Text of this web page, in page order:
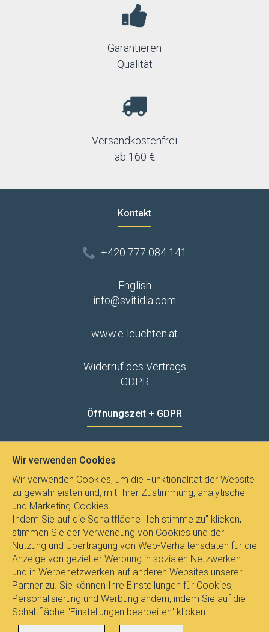
Garantieren
Qualität
Versandkostenfrei
ab 160 €
Kontakt
+420 777 084 141
English
info@svitidla.com
www.e-leuchten.at
Widerruf des Vertrags
GDPR
Öffnungszeit + GDPR
Wir verwenden Cookies
Wir verwenden Cookies, um die Funktionalität der Website
zu gewährleisten und, mit Ihrer Zustimmung, analytische
und Marketing-Cookies.
Indem Sie auf die Schaltfläche "Ich stimme zu" klicken,
stimmen Sie der Verwendung von Cookies und der
Nutzung und Übertragung von Web-Verhaltensdaten für die
Anzeige von gezielter Werbung in sozialen Netzwerken
und in Werbenetzwerken auf anderen Websites unserer
Partner zu. Sie können Ihre Einstellungen für Cookies,
Personalisierung und Werbung ändern, indem Sie auf die
Schaltfläche "Einstellungen bearbeiten" klicken.